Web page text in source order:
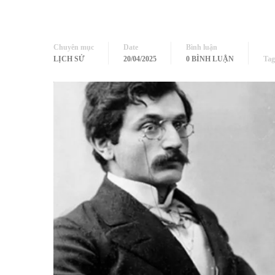
Chuyên mục
LỊCH SỬ
Date
20/04/2025
Bình luận
0 BÌNH LUẬN